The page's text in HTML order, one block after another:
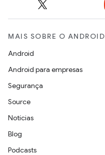
MAIS SOBRE O ANDROID
Android
Android para empresas
Segurança
Source
Notícias
Blog
Podcasts